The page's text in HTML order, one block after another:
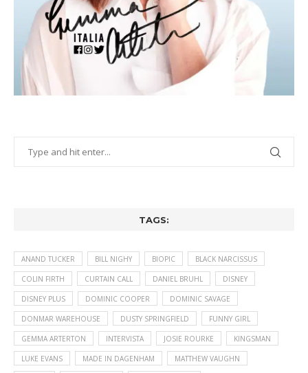
TAGS:
ANAND TUCKER BILL NIGHY BIOPIC BLACK NARCISSUS
COLIN FIRTH CURTAIN CALL DANIEL BRUHL DISNEY
DISNEY PLUS DOMINIC COOPER DOMINIC SAVAGE
DONMAR WAREHOUSE DUSTY SPRINGFIELD FUNNY GIRL
GEMMA ARTERTON INTERVISTA JOSIE ROURKE KINGSMAN
LUKE EVANS MADE IN DAGENHAM MATTHEW VAUGHN